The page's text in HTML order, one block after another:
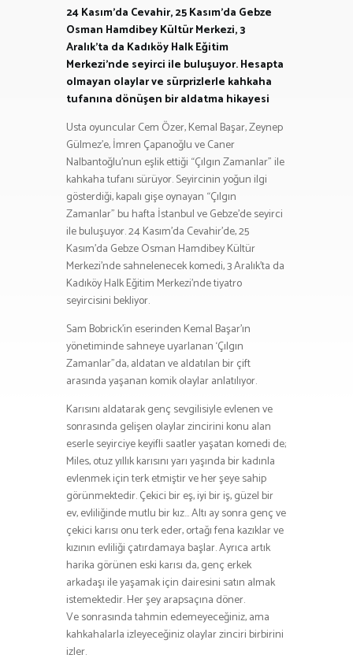
24 Kasım’da Cevahir, 25 Kasım’da Gebze
Osman Hamdibey Kültür Merkezi, 3
Aralık’ta da Kadıköy Halk Eğitim
Merkezi’nde seyirci ile buluşuyor. Hesapta
olmayan olaylar ve sürprizlerle kahkaha
tufanına dönüşen bir aldatma hikayesi
Usta oyuncular Cem Özer, Kemal Başar, Zeynep
Gülmez’e, İmren Çapanoğlu ve Caner
Nalbantoğlu’nun eşlik ettiği “Çılgın Zamanlar” ile
kahkaha tufanı sürüyor. Seyircinin yoğun ilgi
gösterdiği, kapalı gişe oynayan “Çılgın
Zamanlar” bu hafta İstanbul ve Gebze’de seyirci
ile buluşuyor. 24 Kasım’da Cevahir’de, 25
Kasım’da Gebze Osman Hamdibey Kültür
Merkezi’nde sahnelenecek komedi, 3 Aralık’ta da
Kadıköy Halk Eğitim Merkezi’nde tiyatro
seyircisini bekliyor.
Sam Bobrick’in eserinden Kemal Başar’ın
yönetiminde sahneye uyarlanan ‘Çılgın
Zamanlar”da, aldatan ve aldatılan bir çift
arasında yaşanan komik olaylar anlatılıyor.
Karısını aldatarak genç sevgilisiyle evlenen ve
sonrasında gelişen olaylar zincirini konu alan
eserle seyirciye keyifli saatler yaşatan komedi de;
Miles, otuz yıllık karısını yarı yaşında bir kadınla
evlenmek için terk etmiştir ve her şeye sahip
görünmektedir. Çekici bir eş, iyi bir iş, güzel bir
ev, evliliğinde mutlu bir kız… Altı ay sonra genç ve
çekici karısı onu terk eder, ortağı fena kazıklar ve
kızının evliliği çatırdamaya başlar. Ayrıca artık
harika görünen eski karısı da, genç erkek
arkadaşı ile yaşamak için dairesini satın almak
istemektedir. Her şey arapsaçına döner.
Ve sonrasında tahmin edemeyeceğiniz, ama
kahkahalarla izleyeceğiniz olaylar zinciri birbirini
izler.